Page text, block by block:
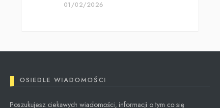
01/02/2026
OSIEDLE WIADOMOŚCI
Poszukujesz ciekawych wiadomości, informacji o tym co się